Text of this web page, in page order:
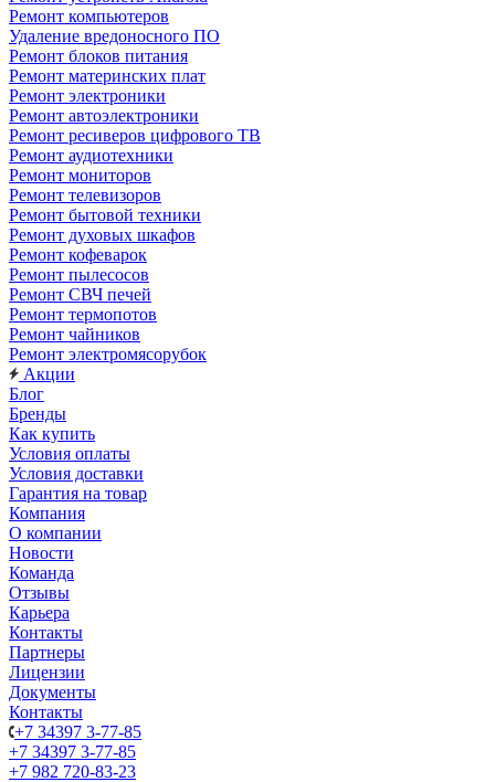
Ремонт компьютеров
Удаление вредоносного ПО
Ремонт блоков питания
Ремонт материнских плат
Ремонт электроники
Ремонт автоэлектроники
Ремонт ресиверов цифрового ТВ
Ремонт аудиотехники
Ремонт мониторов
Ремонт телевизоров
Ремонт бытовой техники
Ремонт духовых шкафов
Ремонт кофеварок
Ремонт пылесосов
Ремонт СВЧ печей
Ремонт термопотов
Ремонт чайников
Ремонт электромясорубок
Акции
Блог
Бренды
Как купить
Условия оплаты
Условия доставки
Гарантия на товар
Компания
О компании
Новости
Команда
Отзывы
Карьера
Контакты
Партнеры
Лицензии
Документы
Контакты
+7 34397 3-77-85
+7 34397 3-77-85
+7 982 720-83-23